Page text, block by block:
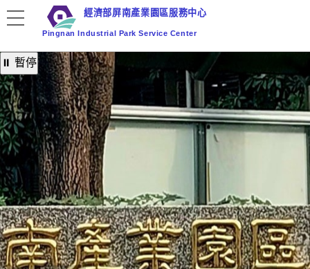
要
內
容
區
塊
經濟部屏南產業園區服務中心
Pingnan Industrial Park Service Center
⏸ 暫停